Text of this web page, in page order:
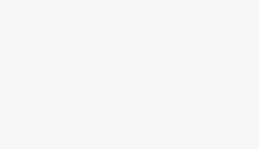
）
人均計）